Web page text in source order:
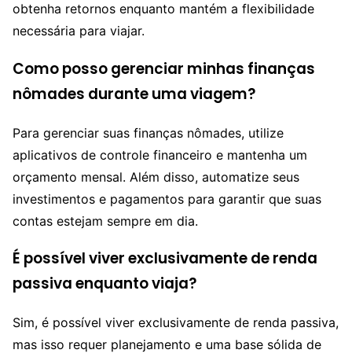
obtenha retornos enquanto mantém a flexibilidade
necessária para viajar.
Como posso gerenciar minhas finanças
nômades durante uma viagem?
Para gerenciar suas finanças nômades, utilize
aplicativos de controle financeiro e mantenha um
orçamento mensal. Além disso, automatize seus
investimentos e pagamentos para garantir que suas
contas estejam sempre em dia.
É possível viver exclusivamente de renda
passiva enquanto viaja?
Sim, é possível viver exclusivamente de renda passiva,
mas isso requer planejamento e uma base sólida de